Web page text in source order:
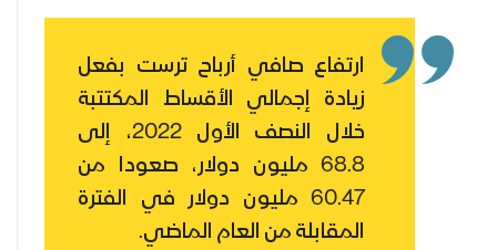
ارتفاع صافي أرباح ترست بفعل
زيادة إجمالي الأقساط المكتتبة
خلال النصف الأول 2022، إلى
68.8 مليون دولار، صعودا من
60.47 مليون دولار في الفترة
المقابلة من العام الماضي.